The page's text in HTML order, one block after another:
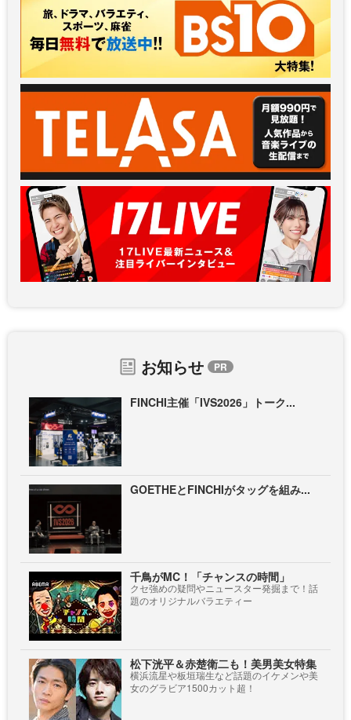
お知らせ
FINCHI主催「IVS2026」トーク...
GOETHEとFINCHIがタッグを組み...
千鳥がMC！「チャンスの時間」
クセ強めの疑問やニュースター発掘まで！話
題のオリジナルバラエティー
松下洸平＆赤楚衛二も！美男美女特集
横浜流星や板垣瑞生など話題のイケメンや美
女のグラビア1500カット超！